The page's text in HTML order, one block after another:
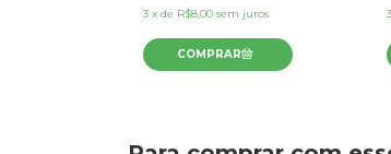
3 x de R$8,00 sem juros 3